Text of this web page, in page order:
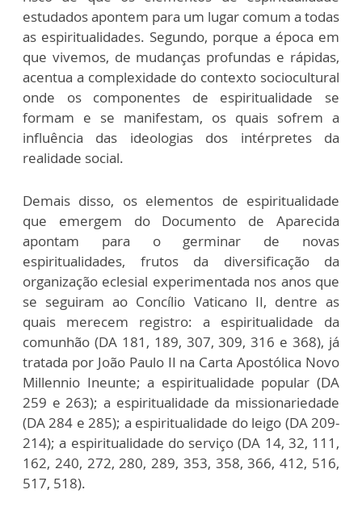
estudados apontem para um lugar comum a todas
as espiritualidades. Segundo, porque a época em
que vivemos, de mudanças profundas e rápidas,
acentua a complexidade do contexto sociocultural
onde os componentes de espiritualidade se
formam e se manifestam, os quais sofrem a
influência das ideologias dos intérpretes da
realidade social.
Demais disso, os elementos de espiritualidade
que emergem do Documento de Aparecida
apontam para o germinar de novas
espiritualidades, frutos da diversificação da
organização eclesial experimentada nos anos que
se seguiram ao Concílio Vaticano II, dentre as
quais merecem registro: a espiritualidade da
comunhão (DA 181, 189, 307, 309, 316 e 368), já
tratada por João Paulo II na Carta Apostólica Novo
Millennio Ineunte; a espiritualidade popular (DA
259 e 263); a espiritualidade da missionariedade
(DA 284 e 285); a espiritualidade do leigo (DA 209-
214); a espiritualidade do serviço (DA 14, 32, 111,
162, 240, 272, 280, 289, 353, 358, 366, 412, 516,
517, 518).